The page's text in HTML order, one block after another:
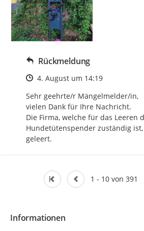
Rückmeldung
Zeitpunkt des Erstellens
4. August um 14:19
Sehr geehrte/r Mängelmelder/in,
vielen Dank für Ihre Nachricht.
Die Firma, welche für das Leeren
Hundetütenspender zuständig
geleert.
1 - 10 von 391
Informationen